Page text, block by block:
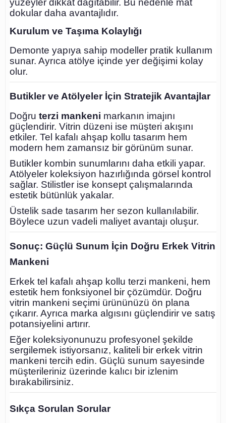
yüzeyler dikkat dağıtabilir. Bu nedenle mat
dokular daha avantajlıdır.
Kurulum ve Taşıma Kolaylığı
Demonte yapıya sahip modeller pratik kullanım
sunar. Ayrıca atölye içinde yer değişimi kolay
olur.
Butikler ve Atölyeler İçin Stratejik Avantajlar
Doğru terzi mankeni markanın imajını
güçlendirir. Vitrin düzeni ise müşteri akışını
etkiler. Tel kafalı ahşap kollu tasarım hem
modern hem zamansız bir görünüm sunar.
Butikler kombin sunumlarını daha etkili yapar.
Atölyeler koleksiyon hazırlığında görsel kontrol
sağlar. Stilistler ise konsept çalışmalarında
estetik bütünlük yakalar.
Üstelik sade tasarım her sezon kullanılabilir.
Böylece uzun vadeli maliyet avantajı oluşur.
Sonuç: Güçlü Sunum İçin Doğru Erkek Vitrin
Mankeni
Erkek tel kafalı ahşap kollu terzi mankeni, hem
estetik hem fonksiyonel bir çözümdür. Doğru
vitrin mankeni seçimi ürününüzü ön plana
çıkarır. Ayrıca marka algısını güçlendirir ve satış
potansiyelini artırır.
Eğer koleksiyonunuzu profesyonel şekilde
sergilemek istiyorsanız, kaliteli bir erkek vitrin
mankeni tercih edin. Güçlü sunum sayesinde
müşterileriniz üzerinde kalıcı bir izlenim
bırakabilirsiniz.
Sıkça Sorulan Sorular